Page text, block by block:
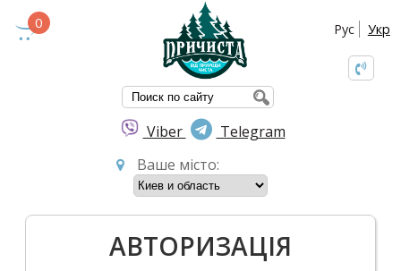
ПОШУКОВА
Viber
Telegram
Ваше місто:
АВТОРИЗАЦІЯ
0 Рус Укр